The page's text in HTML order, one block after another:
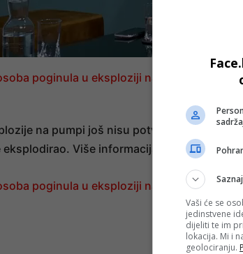
na pumpi još nisu potvrđeni, a
eksplodirao. Više informacija očekuje se po
- OGLAS -
Vaši će se
jedinstvene
dijeliti te im
lokacija. Mi i
geolociranju.